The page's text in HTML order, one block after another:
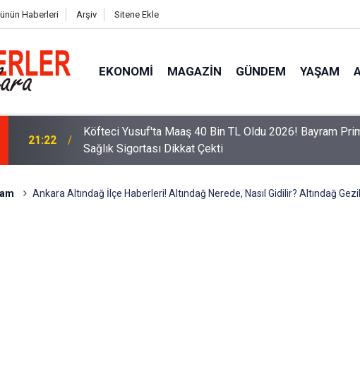
Haberleri Arşiv Sitene Ekle
EKONOMI MAGAZIN GÜNDEM YAŞAM
12:33 Sürücüler Dikkat! Yeni Dönemde 3 İhlal Ehliyet İptaline
Ankara Altındağ İlçe Haberleri! Altındağ Nerede, Nasıl Gidilir? Altındağ